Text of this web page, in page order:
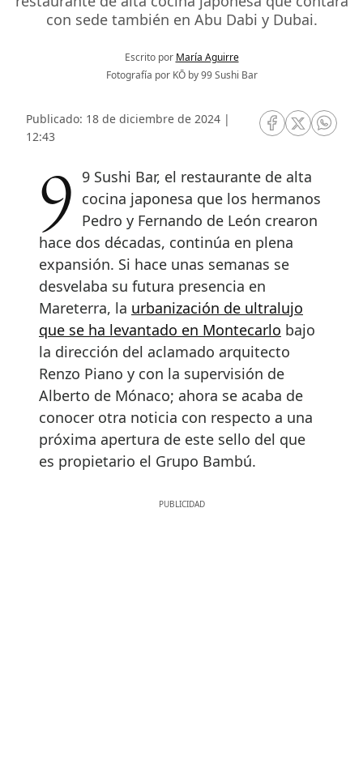
con sede también en Abu Dabi y Dubai.
Escrito por María Aguirre
Fotografía por KŌ by 99 Sushi Bar
Publicado: 18 de diciembre de 2024 |
12:43
RRSS Facebook
RRSSRRSS
99 Sushi Bar, el restaurante de alta cocina japonesa que los hermanos
Pedro y Fernando de León crearon
hace dos décadas, continúa en plena
expansión. Si hace unas semanas se
desvelaba su futura presencia en
Mareterra, la urbanización de ultralujo
que se ha levantado en Montecarlo bajo
la dirección del aclamado arquitecto
Renzo Piano y con la supervisión de
Alberto de Mónaco; ahora se acaba de
conocer otra noticia con respecto a una
próxima apertura de este sello del que
es propietario el Grupo Bambú.